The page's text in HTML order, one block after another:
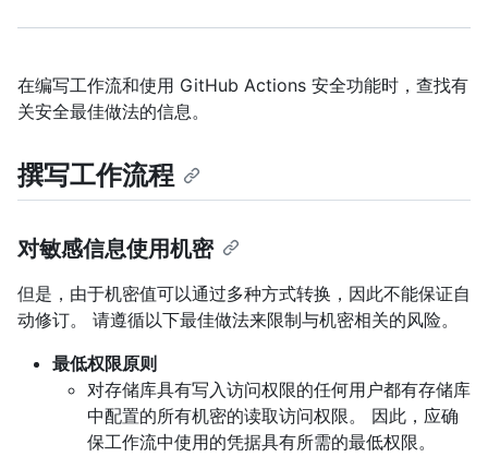
在编写工作流和使用 GitHub Actions 安全功能时，查找有
关安全最佳做法的信息。
撰写工作流程
对敏感信息使用机密
但是，由于机密值可以通过多种方式转换，因此不能保证自
动修订。 请遵循以下最佳做法来限制与机密相关的风险。
最低权限原则
对存储库具有写入访问权限的任何用户都有存储库
中配置的所有机密的读取访问权限。 因此，应确
保工作流中使用的凭据具有所需的最低权限。